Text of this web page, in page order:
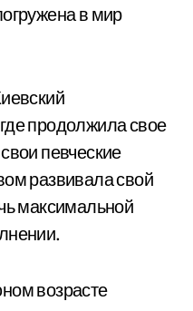
в мир
продолжила свое
певческие
развивала свой
максимальной
возрасте